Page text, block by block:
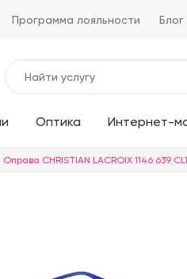
Программа лояльности Блог
Оптика Интернет-
Оправа CHRISTIAN LACROIX 1146 639